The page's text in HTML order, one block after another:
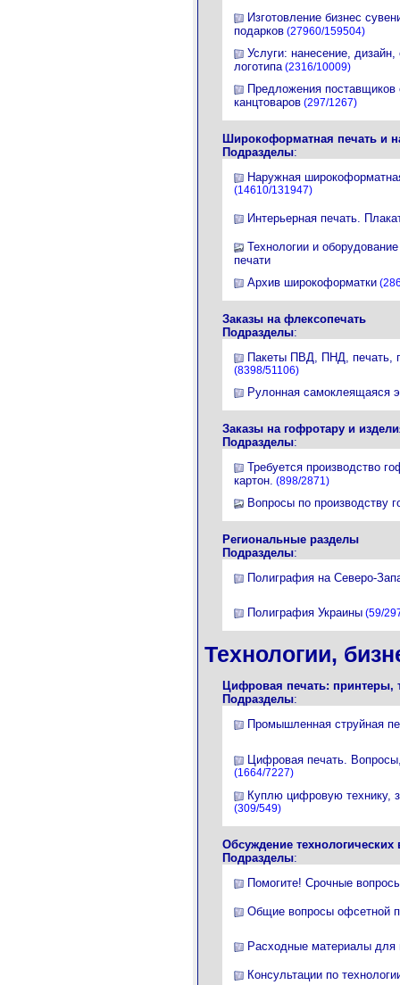
Изготовление бизнес
подарков (27960/159504)
Услуги: нанесение, дизайн,
логотипа(2316/10009)
Предложения поставщиков
канцтоваров (297/1267)
Широкоформатная печать и
Подразделы:
Наружная
(14610/131947)
Интерьерная печать.
Технологии и
печати
Архив широкоформатки
Заказы на флексопечать
Подразделы:
Пакеты ПВД, ПНД, печать,
(8398/51106)
Рулонная самоклеящаяся
Заказы на гофротару и
Подразделы:
Требуется производство
картон. (898/2871)
Вопросы по производству
Региональные разделы
Подразделы:
Полиграфия на Северо-
Полиграфия Украины (59/
Технологии,
Цифровая печать: принтеры,
Подразделы:
Промышленная струйная
Цифровая печать.
(1664/7227)
Куплю цифровую технику,
(309/549)
Обсуждение технологических
Подразделы:
Помогите! Срочные
Общие вопросы офсетной
Расходные материалы для
Консультации по